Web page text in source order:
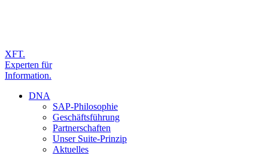
XFT.
Experten für
Information.
DNA
SAP-Philosophie
Geschäftsführung
Partnerschaften
Unser Suite-Prinzip
Aktuelles